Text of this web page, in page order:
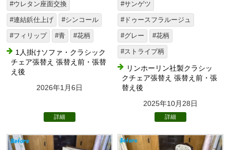
#ウレタン座面交換
#連結鋲仕上げ #シンコール
#フィリップ #青 #花柄
1人掛けソファ・クラシック
チェア張替え 張替え前・張替
え後
2026年1月6日
詳細
#サンゲツ
#ドゥースフラルージュ
#グレー #花柄
#ストライプ柄
リンホーリン社製クラシッ
クチェア張替え 張替え前・張
替え後
2025年10月28日
詳細